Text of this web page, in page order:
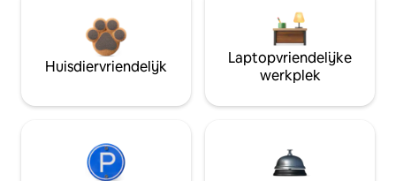
Huisdiervriendelijk
Laptopvriendelijke
werkplek